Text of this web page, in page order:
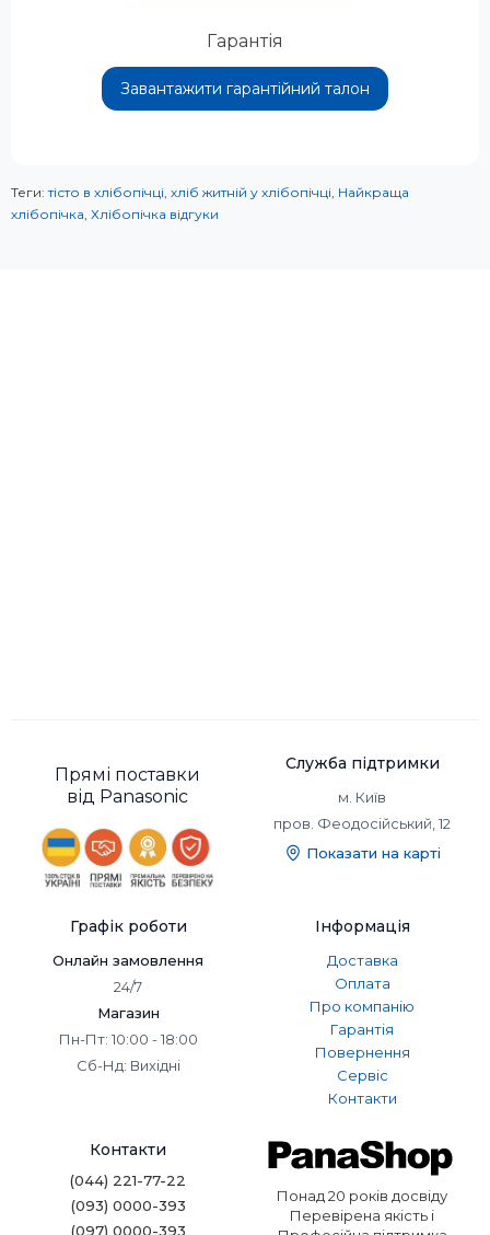
Гарантія
Завантажити гарантійний талон
Теги:тісто в хлібопічці хліб житній у хлібопічці Найкраща
хлібопічка Хлібопічка відгуки
Прямі поставки
від Panasonic
Служба підтримки
м. Київ
пров. Феодосійський, 12
Показати на карті
Графік роботи
Онлайн замовлення
24/7
Магазин
Пн-Пт: 10:00 - 18:00
Сб-Нд: Вихідні
Інформація
Доставка
Оплата
Про компанію
Гарантія
Повернення
Сервіс
Контакти
Контакти
(044) 221-77-22
(093) 0000-393
(097) 0000-393
Понад 20 років досвіду
Перевірена якість і